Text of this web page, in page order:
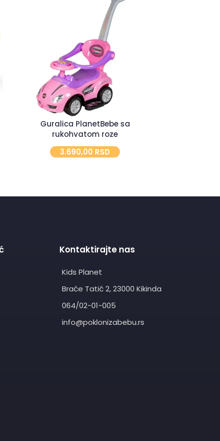
Guralica PlanetBebe sa
rukohvatom roze
3.690,00 RSD
Kontaktirajte nas
Kids Planet
Braće Tatić 2, 23000 Kikinda
064/02-01-005
info@poklonizabebu.rs